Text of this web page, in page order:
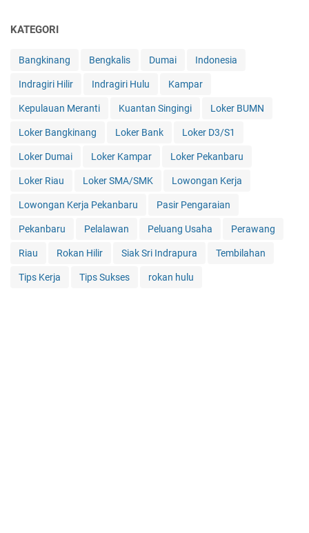
KATEGORI
Bangkinang Bengkalis Dumai Indonesia
Indragiri Hilir Indragiri Hulu Kampar
Kepulauan Meranti Kuantan Singingi Loker BUMN
Loker Bangkinang Loker Bank Loker D3/S1
Loker Dumai Loker Kampar Loker Pekanbaru
Loker Riau Loker SMA/SMK Lowongan Kerja
Lowongan Kerja Pekanbaru Pasir Pengaraian
Pekanbaru Pelalawan Peluang Usaha Perawang
Riau Rokan Hilir Siak Sri Indrapura Tembilahan
Tips Kerja Tips Sukses rokan hulu